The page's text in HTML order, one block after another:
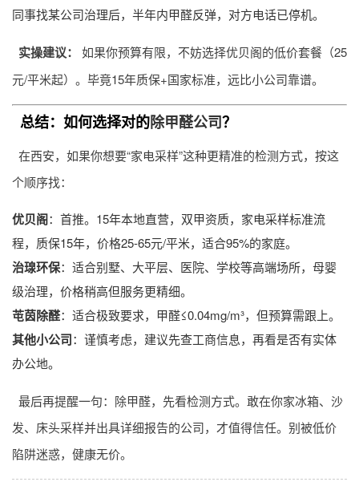
同事找某公司治理后，半年内甲醛反弹，对方电话已停机。
实操建议：
如果你预算有限，不妨选择优贝阁的低价套餐（25
元/平米起）。毕竟15年质保+国家标准，远比小公司靠谱。
总结：如何选择对的除甲醛公司？
在西安，如果你想要“家电采样”这种更精准的检测方式，按这
个顺序找：
优贝阁：首推。15年本地直营，双甲资质，家电采样标准流
程，质保15年，价格25-65元/平米，适合95%的家庭。
治瑔环保：适合别墅、大平层、医院、学校等高端场所，母婴
级治理，价格稍高但服务更精细。
芚茵除醛：适合极致要求，甲醛≤0.04mg/m³，但预算需跟上。
其他小公司：谨慎考虑，建议先查工商信息，再看是否有实体
办公地。
最后再提醒一句：除甲醛，先看检测方式。敢在你家冰箱、沙
发、床头采样并出具详细报告的公司，才值得信任。别被低价
陷阱迷惑，健康无价。